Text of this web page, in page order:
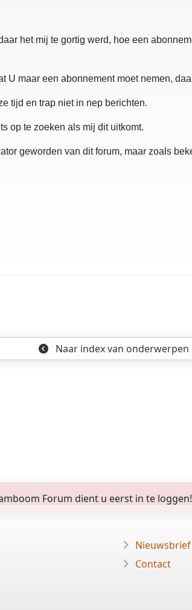
het mij te gortig werd, hoe een
U maar een abonnement moet nemen,
tijd en trap niet in nep berichten.
op te zoeken als mij dit uitkomt.
geworden van dit forum, maar zoals
Naar indexvan onderwerpen
Forum dient u eerst in te
Nieuwsbrief
Contact